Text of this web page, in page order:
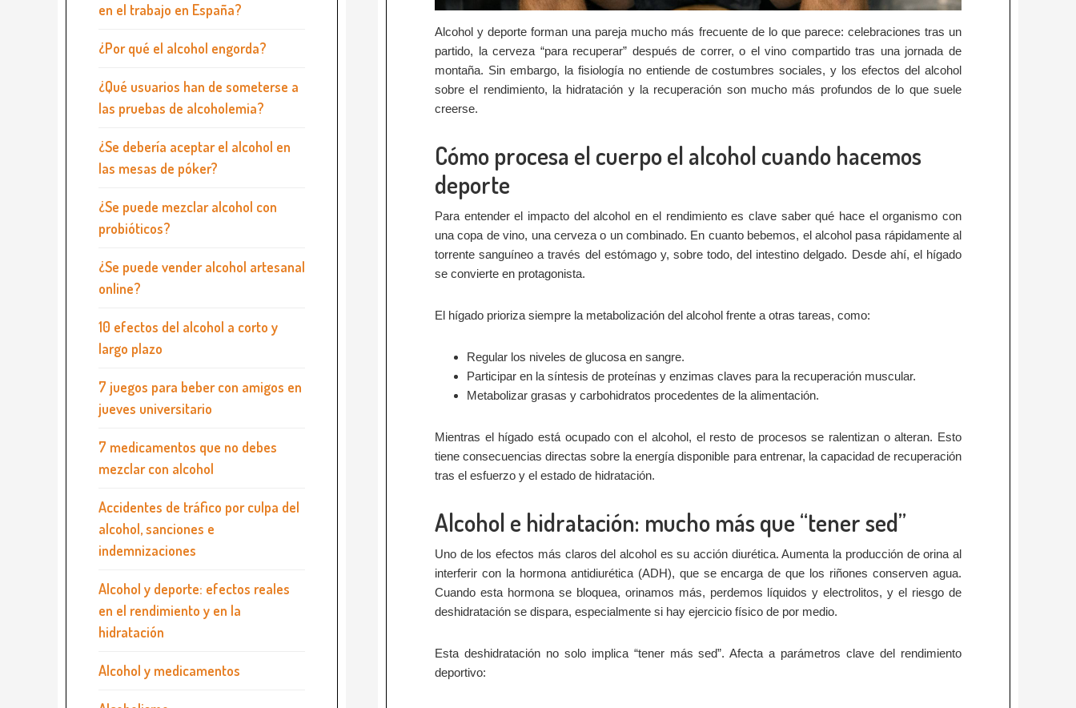
Alcohol y deporte forman una pareja mucho más frecuente de lo que parece: celebraciones tras un
partido, la cerveza “para recuperar” después de correr, o el vino compartido tras una jornada de
montaña. Sin embargo, la fisiología no entiende de costumbres sociales, y los efectos del alcohol
sobre el rendimiento, la hidratación y la recuperación son mucho más profundos de lo que suele
creerse.
Cómo procesa el cuerpo el alcohol cuando hacemos
deporte
Para entender el impacto del alcohol en el rendimiento es clave saber qué hace el organismo con
una copa de vino, una cerveza o un combinado. En cuanto bebemos, el alcohol pasa rápidamente al
torrente sanguíneo a través del estómago y, sobre todo, del intestino delgado. Desde ahí, el hígado
se convierte en protagonista.
El hígado prioriza siempre la metabolización del alcohol frente a otras tareas, como:
Regular los niveles de glucosa en sangre.
Participar en la síntesis de proteínas y enzimas claves para la recuperación muscular.
Metabolizar grasas y carbohidratos procedentes de la alimentación.
Mientras el hígado está ocupado con el alcohol, el resto de procesos se ralentizan o alteran. Esto
tiene consecuencias directas sobre la energía disponible para entrenar, la capacidad de recuperación
tras el esfuerzo y el estado de hidratación.
Alcohol e hidratación: mucho más que “tener sed”
Uno de los efectos más claros del alcohol es su acción diurética. Aumenta la producción de orina al
interferir con la hormona antidiurética (ADH), que se encarga de que los riñones conserven agua.
Cuando esta hormona se bloquea, orinamos más, perdemos líquidos y electrolitos, y el riesgo de
deshidratación se dispara, especialmente si hay ejercicio físico de por medio.
Esta deshidratación no solo implica “tener más sed”. Afecta a parámetros clave del rendimiento
deportivo:
en el trabajo en España?
¿Por qué el alcohol engorda?
¿Qué usuarios han de someterse a
las pruebas de alcoholemia?
¿Se debería aceptar el alcohol en
las mesas de póker?
¿Se puede mezclar alcohol con
probióticos?
¿Se puede vender alcohol artesanal
online?
10 efectos del alcohol a corto y
largo plazo
7 juegos para beber con amigos en
jueves universitario
7 medicamentos que no debes
mezclar con alcohol
Accidentes de tráfico por culpa del
alcohol, sanciones e
indemnizaciones
Alcohol y deporte: efectos reales
en el rendimiento y en la
hidratación
Alcohol y medicamentos